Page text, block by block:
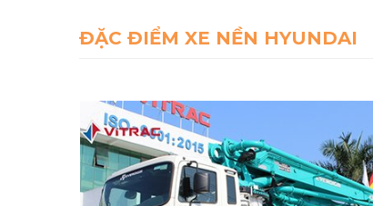
ĐẶC ĐIỂM XE NỀN HYUNDAI